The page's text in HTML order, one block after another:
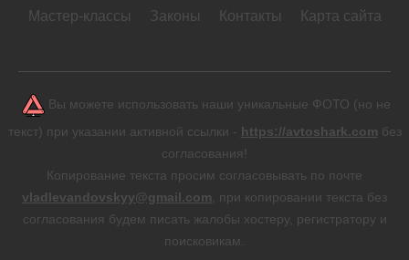
Мастер-классы Законы Контакты Карта сайта
Вы можете использовать наши уникальные ФОТО (но не
текст) при указании активной ссылки - https://avtoshark.com без
согласования!
Копирование текста просим согласовывать по почте
vladlevandovskyy@gmail.com , при копировании текста без
согласования будем писать жалобы хостеру, регистратору и
поисковикам.